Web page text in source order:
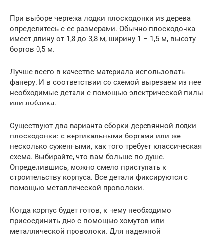
При выборе чертежа лодки плоскодонки из дерева
определитесь с ее размерами. Обычно плоскодонка
имеет длину от 1,8 до 3,8 м, ширину 1 – 1,5 м, высоту
бортов 0,5 м.
Лучше всего в качестве материала использовать
фанеру. И в соответствии со схемой вырезаем из нее
необходимые детали с помощью электрической пилы
или лобзика.
Существуют два варианта сборки деревянной лодки
плоскодонки: с вертикальными бортами или же
несколько суженными, как того требует классическая
схема. Выбирайте, что вам больше по душе.
Определившись, можно смело приступать к
строительству корпуса. Все детали фиксируются с
помощью металлической проволоки.
Когда корпус будет готов, к нему необходимо
присоединить дно с помощью хомутов или
металлической проволоки. Для надежной